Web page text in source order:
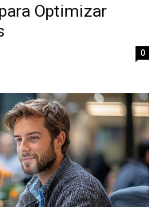
Optimizar
0